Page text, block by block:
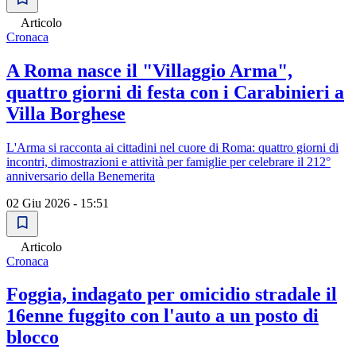
Articolo
Cronaca
A Roma nasce il "Villaggio Arma",
quattro giorni di festa con i Carabinieri a
Villa Borghese
L'Arma si racconta ai cittadini nel cuore di Roma: quattro giorni di
incontri, dimostrazioni e attività per famiglie per celebrare il 212°
anniversario della Benemerita
02 Giu 2026 - 15:51
Articolo
Cronaca
Foggia, indagato per omicidio stradale il
16enne fuggito con l'auto a un posto di
blocco